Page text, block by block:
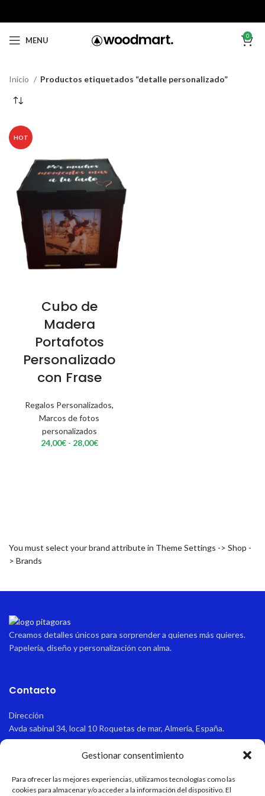
Gestionar consentimiento
Para ofrecer las mejores experiencias, utilizamos tecnologías como las
cookies para almacenar y/o acceder a la información del dispositivo. El
MENU 0
Inicio Productos etiquetados “detalle personalizado”
HOT
Cubo de
Madera
Portafotos
Personalizado
con Frase
Regalos Personalizados,
Marcos de fotos
personalizados
24,00€ - 28,00€Rango
You must select your brand attribute in Theme Settings -> Shop -
> Brands
Creamos detalles únicos para sorprender a quienes más quieres.
Papelería, diseño y personalización con alma.
Contacto
Dirección
Avda sabinal 34, local 10 Roquetas de mar, Almería, España.
Teléfono